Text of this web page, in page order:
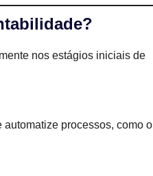
nos estágios iniciais de
processos, como o